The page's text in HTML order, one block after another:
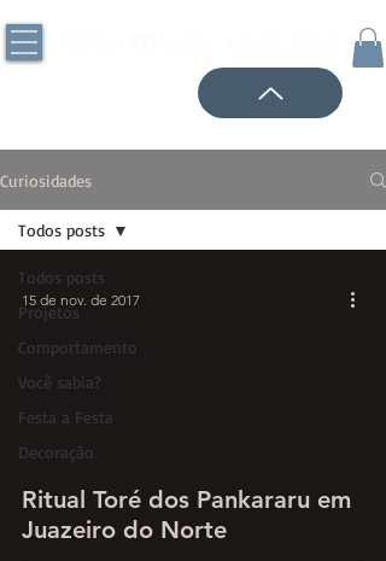
Curiosidades
Todos posts
Projetos
Comportamento
Você sabia?
Festa a Festa
Decoração
Todos posts
Ritual Toré dos Pankararu em
Juazeiro do Norte
15 de nov. de 2017